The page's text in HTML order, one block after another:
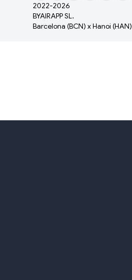
2022-2026
BYAIRAPP SL.
Barcelona (BCN) x Hanoi (HAN)